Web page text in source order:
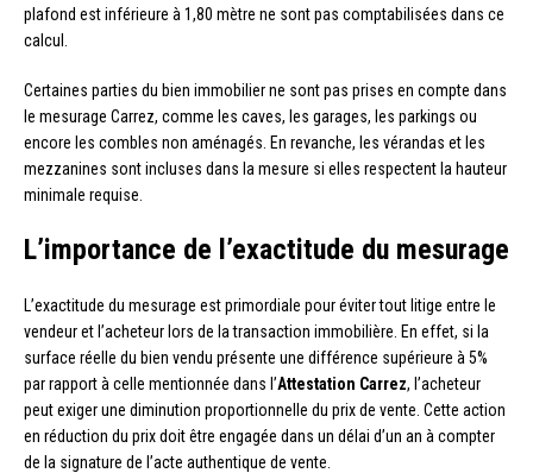
plafond est inférieure à 1,80 mètre ne sont pas comptabilisées dans ce
calcul.
Certaines parties du bien immobilier ne sont pas prises en compte dans
le mesurage Carrez, comme les caves, les garages, les parkings ou
encore les combles non aménagés. En revanche, les vérandas et les
mezzanines sont incluses dans la mesure si elles respectent la hauteur
minimale requise.
L’importance de l’exactitude du mesurage
L’exactitude du mesurage est primordiale pour éviter tout litige entre le
vendeur et l’acheteur lors de la transaction immobilière. En effet, si la
surface réelle du bien vendu présente une différence supérieure à 5%
par rapport à celle mentionnée dans l’Attestation Carrez, l’acheteur
peut exiger une diminution proportionnelle du prix de vente. Cette action
en réduction du prix doit être engagée dans un délai d’un an à compter
de la signature de l’acte authentique de vente.